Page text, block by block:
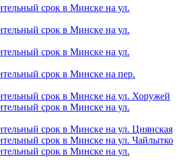
срок в Минске на ул.
срок в Минске на ул.
срок в Минске на ул.
срок в Минске на пер.
срок в Минске на ул. Хоружей
срок в Минске на ул.
срок в Минске на ул. Цнянская
срок в Минске на ул. Чайлытко
срок в Минске на ул.